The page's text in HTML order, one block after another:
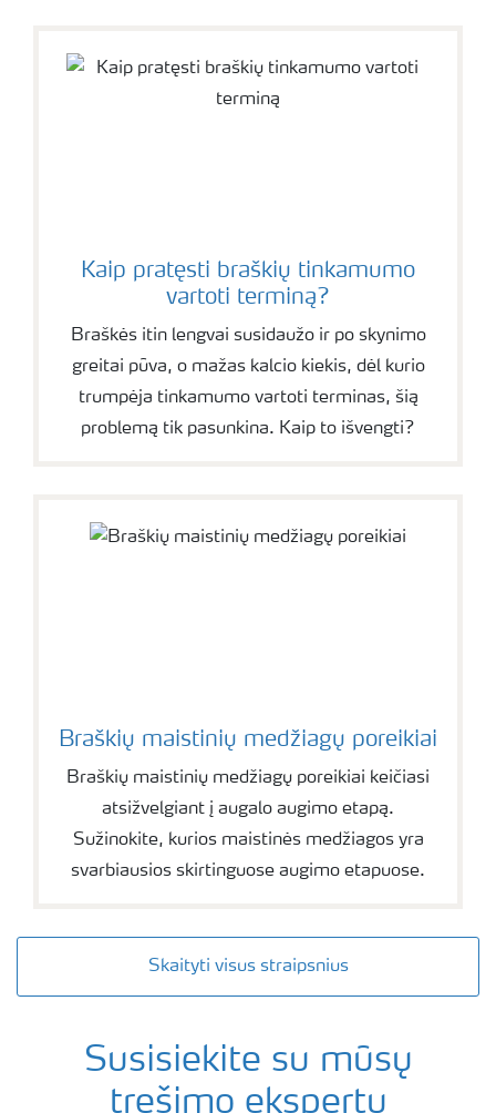
Kaip pratęsti braškių tinkamumo
vartoti terminą?
Braškės itin lengvai susidaužo ir po skynimo
greitai pūva, o mažas kalcio kiekis, dėl kurio
trumpėja tinkamumo vartoti terminas, šią
problemą tik pasunkina. Kaip to išvengti?
Braškių maistinių medžiagų poreikiai
Braškių maistinių medžiagų poreikiai keičiasi
atsižvelgiant į augalo augimo etapą.
Sužinokite, kurios maistinės medžiagos yra
svarbiausios skirtinguose augimo etapuose.
Skaityti visus straipsnius
Susisiekite su mūsų
tręšimo ekspertu